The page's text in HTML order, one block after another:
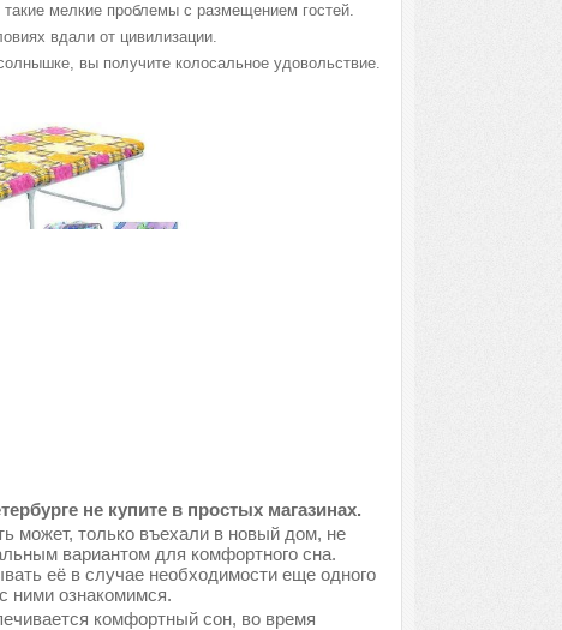
мелкие проблемы с размещением гостей.
вдали от цивилизации.
вы получите колосальное удовольствие.
не купите в простых магазинах.
может, только въехали в новый дом, не
вариантом для комфортного сна.
её в случае необходимости еще одного
ними ознакомимся.
комфортный сон, во время